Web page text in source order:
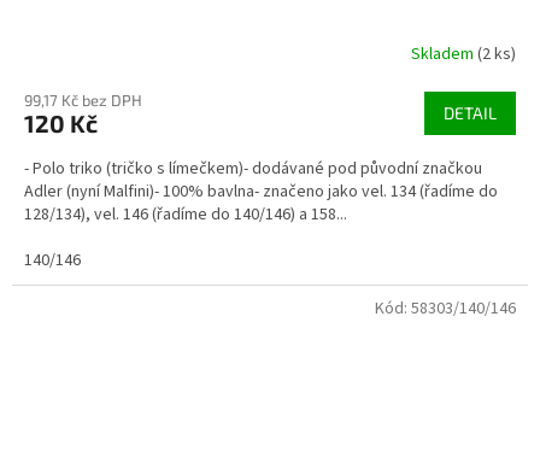
Skladem (2 ks)
99,17 Kč bez DPH
120 Kč DETAIL
- Polo triko (tričko s límečkem)- dodávané pod původní značkou
Adler (nyní Malfini)- 100% bavlna- značeno jako vel. 134 (řadíme do
128/134), vel. 146 (řadíme do 140/146) a 158...
140/146
Kód: 58303/140/146